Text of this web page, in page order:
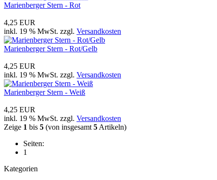
Marienberger Stern - Rot
4,25 EUR
inkl. 19 % MwSt. zzgl. Versandkosten
Marienberger Stern - Rot/Gelb
4,25 EUR
inkl. 19 % MwSt. zzgl. Versandkosten
Marienberger Stern - Weiß
4,25 EUR
inkl. 19 % MwSt. zzgl. Versandkosten
Zeige 1 bis 5 (von insgesamt 5 Artikeln)
Seiten:
1
Kategorien